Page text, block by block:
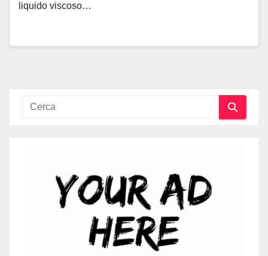
liquido viscoso…